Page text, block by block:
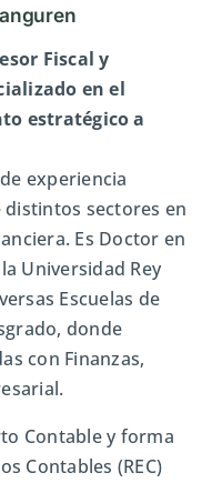
Fiscal y
en el
estratégico a
experiencia
sectores en
Es Doctor en
Universidad Rey
Escuelas de
donde
con Finanzas,
Contable y forma
Contables (REC)